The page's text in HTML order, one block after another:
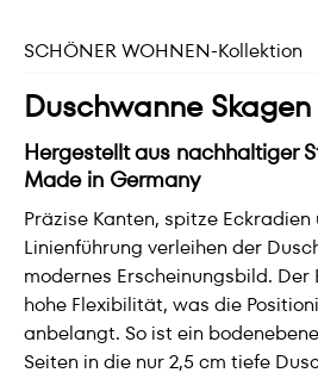
SCHÖNER WOHNEN-Kollektion
Duschwanne Skagen
Hergestellt aus nachhaltiger
Made in Germany
Präzise Kanten, spitze
Linienführung verleihen der
modernes Erscheinungsbild.
hohe Flexibilität, was die
anbelangt. So ist ein
Seiten in die nur 2,5 cm tiefe